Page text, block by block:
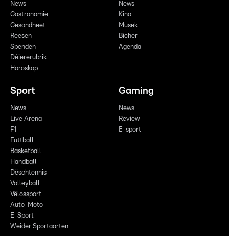
News
Gastronomie
Gesondheet
Reesen
Spenden
Déiererubrik
Horoskop
News
Kino
Musek
Bicher
Agenda
Sport
News
Live Arena
F1
Futtball
Basketball
Handball
Dëschtennis
Volleyball
Vëlossport
Auto-Moto
E-Sport
Weider Sportaarten
Gaming
News
Review
E-sport